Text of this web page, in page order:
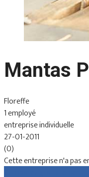
Mantas
Floreffe
1 employé
entreprise individuelle
27-01-2011
(0)
Cette entreprise n'a pas